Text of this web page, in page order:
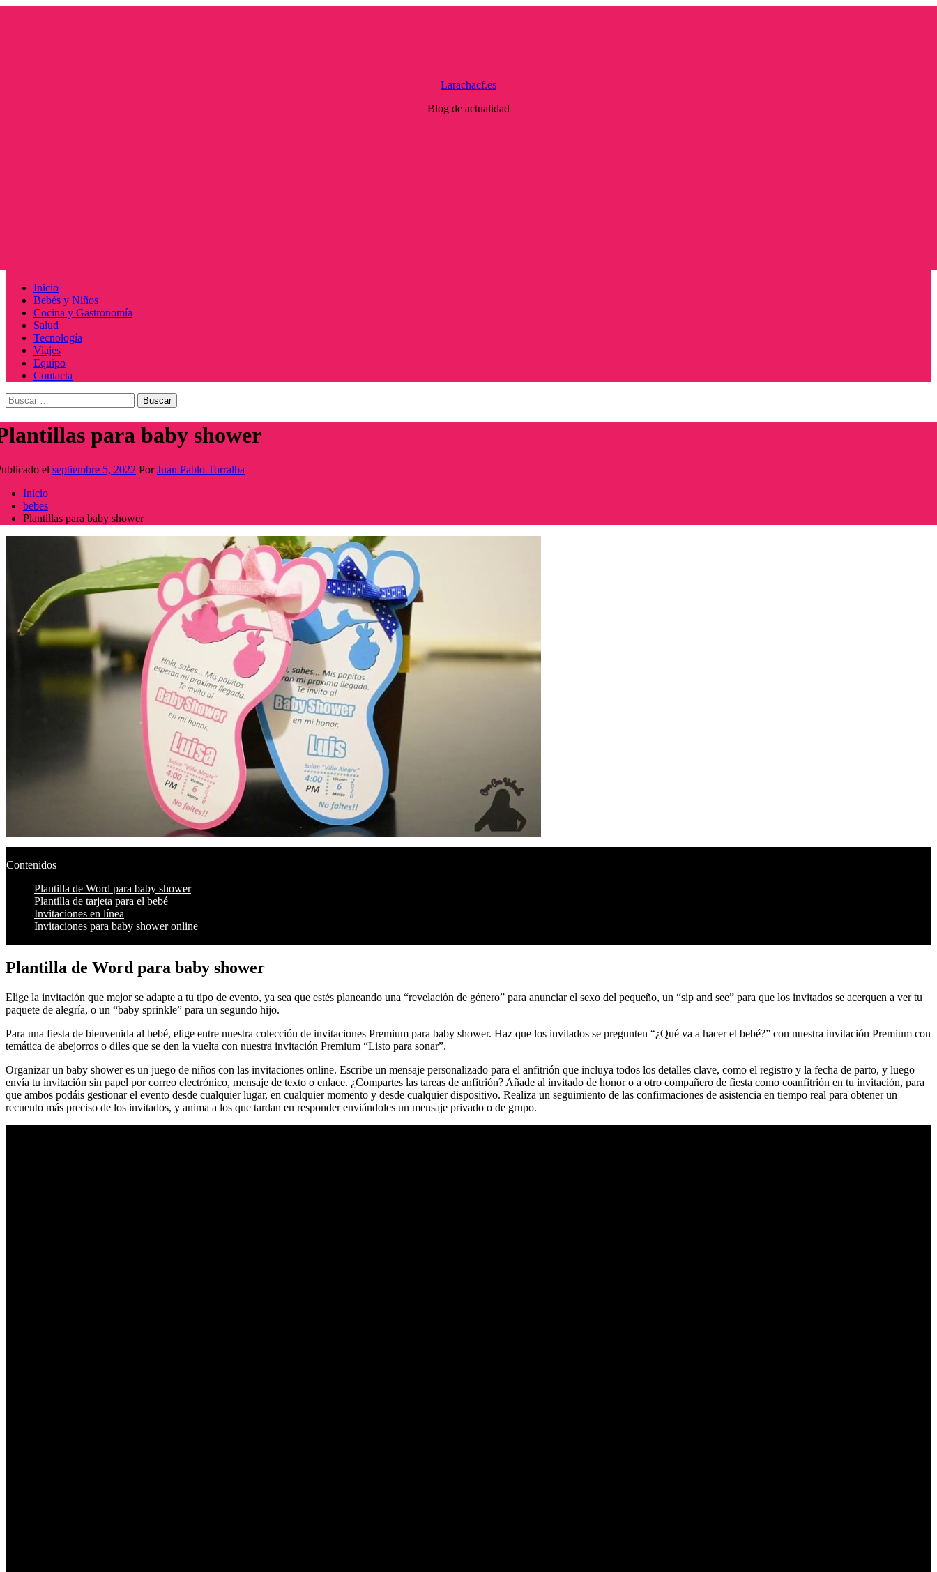
Larachacf.es
Blog de actualidad
Menú
principal
Inicio
Bebés y Niños
Cocina y Gastronomía
Salud
Tecnología
Viajes
Equipo
Contacta
Buscar:
para baby shower
el septiembre 5, 2022 PorJuan Pablo Torralba
Inicio
bebes
Plantillas para baby shower
Contenidos
Plantilla de Word para baby shower
Plantilla de tarjeta para el bebé
Invitaciones en línea
Invitaciones para baby shower online
Plantilla de Word para baby shower
Elige la invitación que mejor se adapte a tu tipo de evento, ya sea que estés planeando una “revelación de género” para anunciar el sexo del pequeño, un “sip and see” para que los invitados se acerquen a ver tu
paquete de alegría, o un “baby sprinkle” para un segundo hijo.
Para una fiesta de bienvenida al bebé, elige entre nuestra colección de invitaciones Premium para baby shower. Haz que los invitados se pregunten “¿Qué va a hacer el bebé?” con nuestra invitación Premium con
temática de abejorros o diles que se den la vuelta con nuestra invitación Premium “Listo para sonar”.
Organizar un baby shower es un juego de niños con las invitaciones online. Escribe un mensaje personalizado para el anfitrión que incluya todos los detalles clave, como el registro y la fecha de parto, y luego
envía tu invitación sin papel por correo electrónico, mensaje de texto o enlace. ¿Compartes las tareas de anfitrión? Añade al invitado de honor o a otro compañero de fiesta como coanfitrión en tu invitación, para
que ambos podáis gestionar el evento desde cualquier lugar, en cualquier momento y desde cualquier dispositivo. Realiza un seguimiento de las confirmaciones de asistencia en tiempo real para obtener un
recuento más preciso de los invitados, y anima a los que tardan en responder enviándoles un mensaje privado o de grupo.